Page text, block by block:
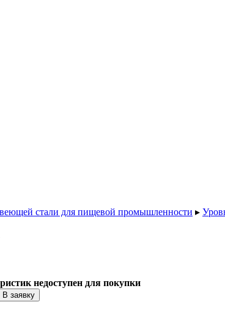
стали для пищевой промышленности ▸
недоступен для покупки